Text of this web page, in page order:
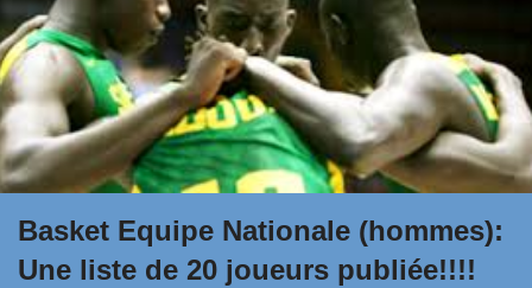
Basket Equipe Nationale (hommes):
Une liste de 20 joueurs publiée!!!!